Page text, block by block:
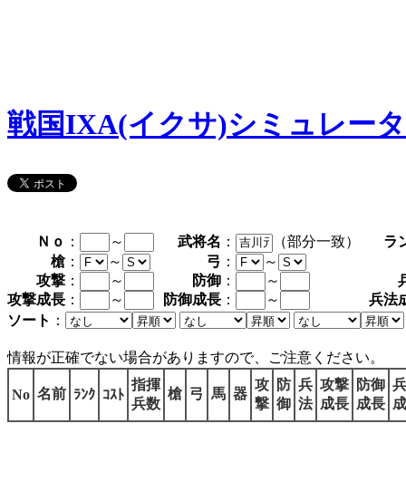
戦国IXA(イクサ)シミュレー
Ｎｏ ： ～ 武将名 ： （部分一致）
ラ
槍 ： ～ 弓 ：
～
攻撃 ： ～ 防御 ： ～
攻撃成長 ： ～ 防御成長 ： ～
兵法
ソート ：
情報が正確でない場合がありますので、ご注意ください。
No 名前 ﾗﾝｸ ｺｽﾄ
指揮
兵数
槍 弓 馬 器
攻
撃
防
御
兵
法
攻撃
成長
防御
成長